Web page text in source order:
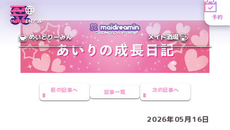
MENUEN／JP
予約
めいどりーみん メイド酒場
前の記事へ 記事一覧 次の記事へ
2026年05月16日